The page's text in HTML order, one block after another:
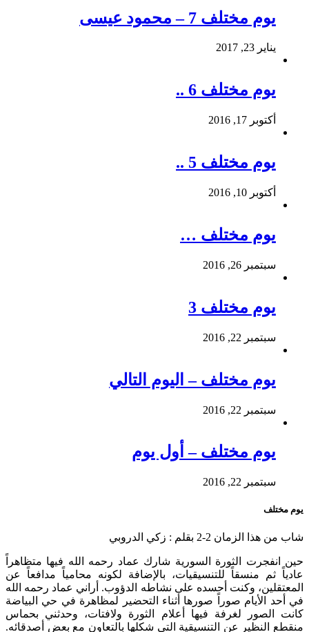
يوم مختلف 7 – محمود عيسى
يناير 23, 2017
يوم مختلف 6 ..
أكتوبر 17, 2016
يوم مختلف 5 ..
أكتوبر 10, 2016
يوم مختلف …
سبتمبر 26, 2016
يوم مختلف 3
سبتمبر 22, 2016
يوم مختلف – اليوم التالي
سبتمبر 22, 2016
يوم مختلف – أول يوم
سبتمبر 22, 2016
يوم مختلف
شاب من هذا الزمان 2-2 بقلم : زكي الدروبي
حين انفجرت الثورة السورية شارك عماد رحمه الله فيها متظاهراً
عادياً ثم منسقاً للتنسيقيات، بالإضافة لكونه محامياً مدافعاً عن
المعتقلين، وكنت أحسده على نشاطه الدؤوب. أراني عماد رحمه الله
في أحد الأيام صوراً صورها أثناء التحضير لمظاهرة في حي البياضة
كانت الصور لغرفة فيها أعلام الثورة ولافتات، وحدثني بحماس
منقطع النظير عن التنسيقية التي شكلها بالتعاون مع بعض أصدقائه.